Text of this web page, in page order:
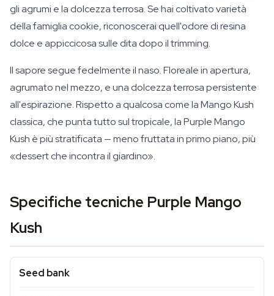
gli agrumi e la dolcezza terrosa. Se hai coltivato varietà
della famiglia cookie, riconoscerai quell'odore di resina
dolce e appiccicosa sulle dita dopo il trimming.
Il sapore segue fedelmente il naso. Floreale in apertura,
agrumato nel mezzo, e una dolcezza terrosa persistente
all'espirazione. Rispetto a qualcosa come la Mango Kush
classica, che punta tutto sul tropicale, la Purple Mango
Kush è più stratificata — meno fruttata in primo piano, più
«dessert che incontra il giardino».
Specifiche tecniche Purple Mango
Kush
Seed bank